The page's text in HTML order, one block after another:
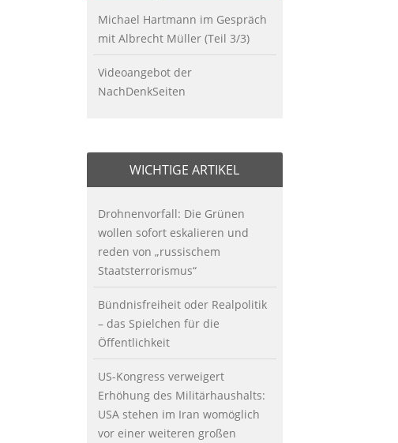
Michael Hartmann im Gespräch
mit Albrecht Müller (Teil 3/3)
Videoangebot der
NachDenkSeiten
WICHTIGE ARTIKEL
Drohnenvorfall: Die Grünen
wollen sofort eskalieren und
reden von „russischem
Staatsterrorismus“
Bündnisfreiheit oder Realpolitik
– das Spielchen für die
Öffentlichkeit
US-Kongress verweigert
Erhöhung des Militärhaushalts:
USA stehen im Iran womöglich
vor einer weiteren großen